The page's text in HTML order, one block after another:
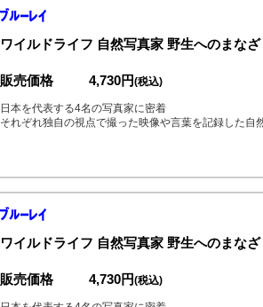
ワイルドライフ 自然写真家 野生へのまな
販売価格 4,730円(税込)
日本を代表する4名の写真家に密着
それぞれ独自の視点で撮った映像や言葉を記録した自
ワイルドライフ 自然写真家 野生へのまな
販売価格 4,730円(税込)